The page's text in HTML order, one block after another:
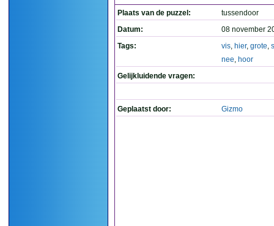
Plaats van de puzzel:
tussendoor
Datum:
08 november
Tags:
vis, hier, grote,
nee, hoor
Gelijkluidende vragen:
Geplaatst door: Gizmo